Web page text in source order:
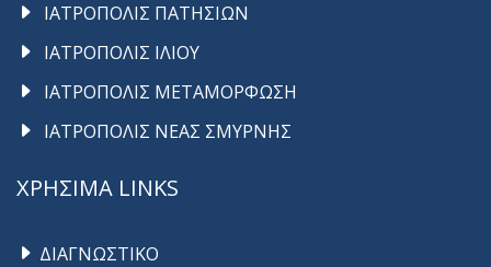
ΙΑΤΡΟΠΟΛΙΣ ΠΑΤΗΣΙΩΝ
ΙΑΤΡΟΠΟΛΙΣ ΙΛΙΟΥ
ΙΑΤΡΟΠΟΛΙΣ ΜΕΤΑΜΟΡΦΩΣΗ
ΙΑΤΡΟΠΟΛΙΣ ΝΕΑΣ ΣΜΥΡΝΗΣ
ΧΡΗΣΙΜΑ LINKS
ΔΙΑΓΝΩΣΤΙΚΟ